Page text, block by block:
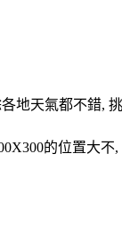
地天氣都不錯,
的位置大